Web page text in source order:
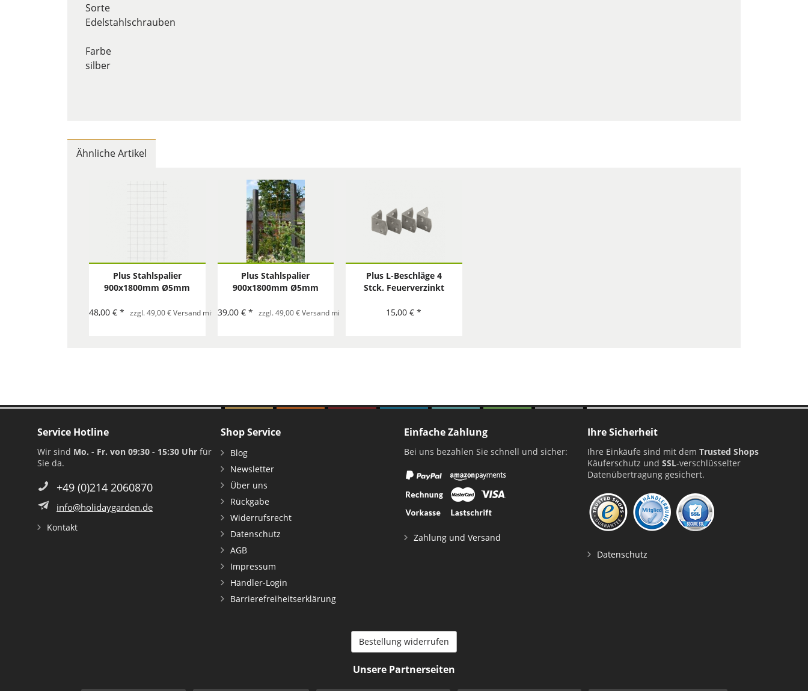
Sorte
Edelstahlschrauben
Farbe
silber
Ähnliche Artikel
Plus Stahlspalier
900x1800mm Ø5mm
48,00 € * zzgl. 49,00 € Versand mit Spedition pro Bestellung
Plus Stahlspalier
900x1800mm Ø5mm
39,00 € * zzgl. 49,00 € Versand mit Spedition pro Bestellung
Plus L-Beschläge 4
Stck. Feuerverzinkt
15,00 € *
Service Hotline
Wir sind Mo. - Fr. von 09:30 - 15:30 Uhr für
Sie da.
+49 (0)214 2060870
info@holidaygarden.de
Kontakt
Shop Service
Blog
Newsletter
Über uns
Rückgabe
Widerrufsrecht
Datenschutz
AGB
Impressum
Händler-Login
Barrierefreiheitserklärung
Einfache Zahlung
Bei uns bezahlen Sie schnell und sicher:
Zahlung und Versand
Ihre Sicherheit
Ihre Einkäufe sind mit dem Trusted Shops
Käuferschutz und SSL-verschlüsselter
Datenübertragung gesichert.
Datenschutz
Bestellung widerrufen
Unsere Partnerseiten